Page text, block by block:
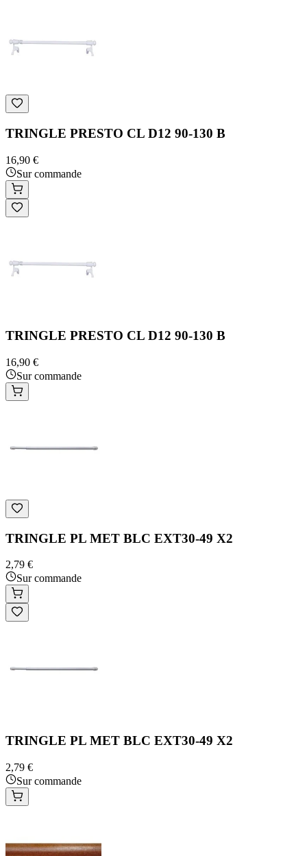
TRINGLE PRESTO CL D12 90-130 B
16,90 €
Sur commande
TRINGLE PRESTO CL D12 90-130 B
16,90 €
Sur commande
TRINGLE PL MET BLC EXT30-49 X2
2,79 €
Sur commande
TRINGLE PL MET BLC EXT30-49 X2
2,79 €
Sur commande